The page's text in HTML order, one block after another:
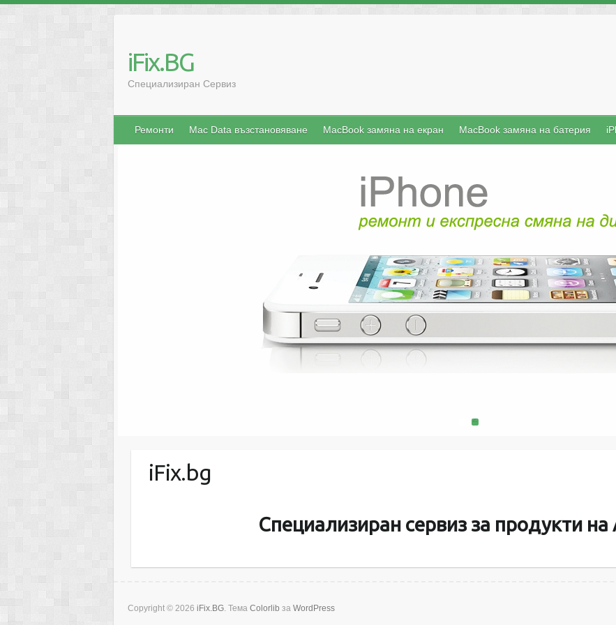
iFix.BG
Специализиран Сервиз
Ремонти Mac Data възстановяване MacBook замяна на екран MacBook замяна на батерия
iFix е
поправяме
2
iFix.bg
Специализиран сервиз за продукти на
Copyright © 2026 iFix.BG. Тема Colorlib за WordPress